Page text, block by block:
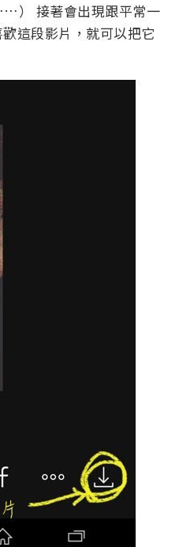
） 接著會出現跟平常一
這段影片，就可以把它